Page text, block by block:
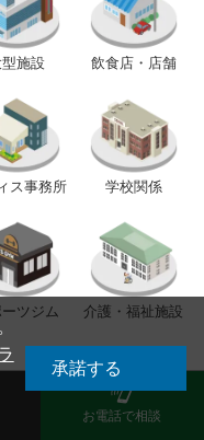
型施設 飲食店・店舗
ス事務所 学校関係
ーツジム 介護・福祉施設
お電話で相談
承諾する